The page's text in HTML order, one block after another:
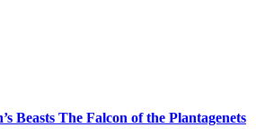
Beasts The Falcon of the Plantagenets